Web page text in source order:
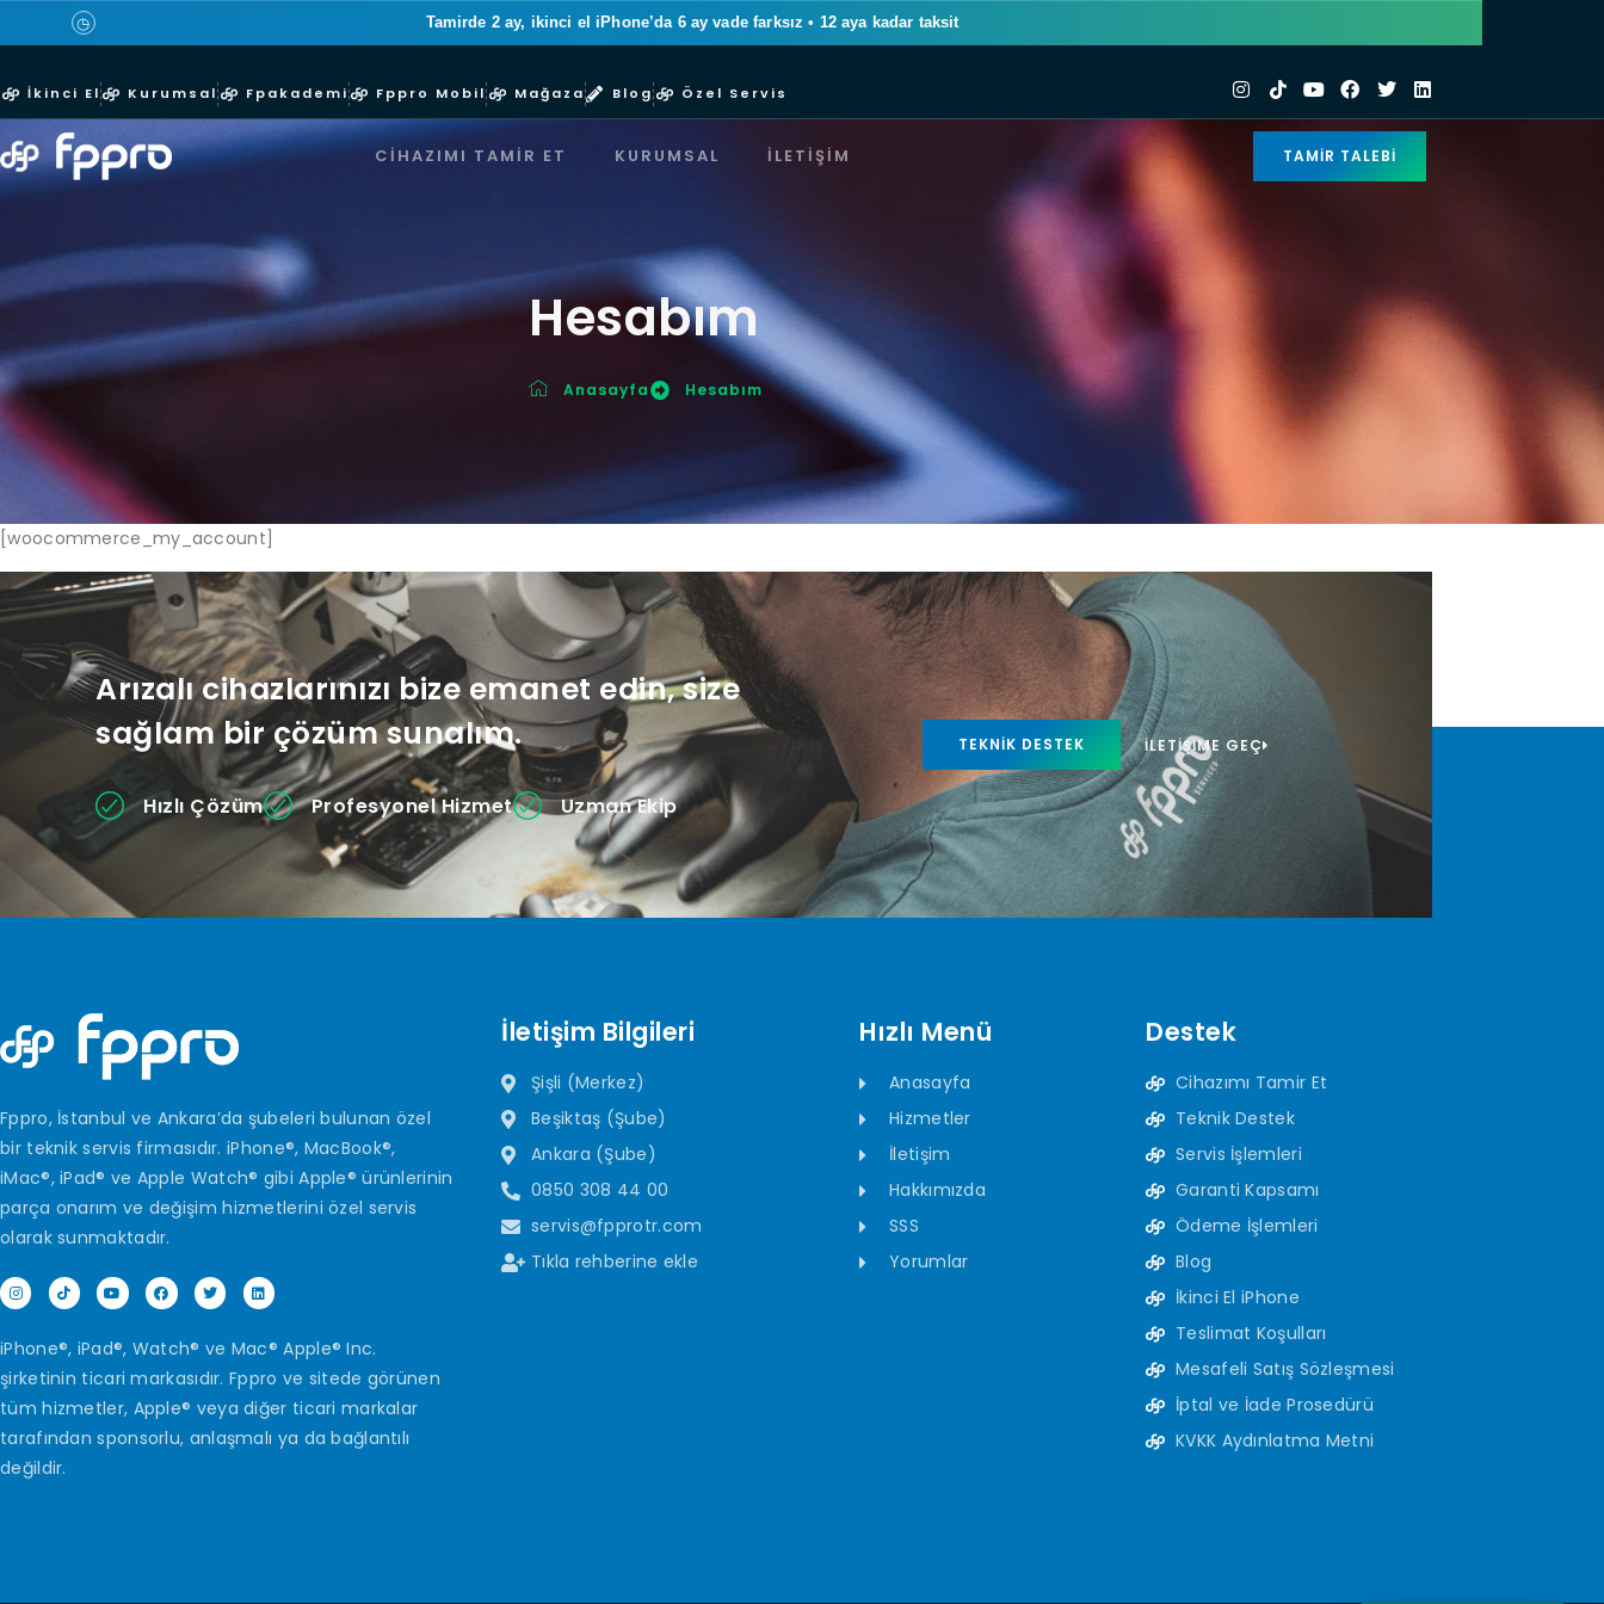
◷ Tamirde 2 ay, ikinci el iPhone’da 6 ay vade farksız • 12 aya kadar taksit
İkinci El Kurumsal Fpakademi Fppro Mobil Mağaza Blog Özel Servis
CIHAZIMI TAMIR ET KURUMSAL İLETIŞIM TAMIR TALEBI
Hesabım
Anasayfa Hesabım
[woocommerce_my_account]
Arızalı cihazlarınızı bize emanet edin, size
sağlam bir çözüm sunalım.
Hızlı Çözüm Profesyonel Hizmet Uzman Ekip
TEKNIK DESTEK İLETIŞIME GEÇ
Fppro, İstanbul ve Ankara’da şubeleri bulunan özel
bir teknik servis firmasıdır. iPhone®, MacBook®,
iMac®, iPad® ve Apple Watch® gibi Apple® ürünlerinin
parça onarım ve değişim hizmetlerini özel servis
olarak sunmaktadır.
iPhone®, iPad®, Watch® ve Mac® Apple® Inc.
şirketinin ticari markasıdır. Fppro ve sitede görünen
tüm hizmetler, Apple® veya diğer ticari markalar
tarafından sponsorlu, anlaşmalı ya da bağlantılı
değildir.
İletişim Bilgileri
Şişli (Merkez)
Beşiktaş (Şube)
Ankara (Şube)
0850 308 44 00
servis@fpprotr.com
Tıkla rehberine ekle
Hızlı Menü
Anasayfa
Hizmetler
İletişim
Hakkımızda
SSS
Yorumlar
Destek
Cihazımı Tamir Et
Teknik Destek
Servis İşlemleri
Garanti Kapsamı
Ödeme İşlemleri
Blog
İkinci El iPhone
Teslimat Koşulları
Mesafeli Satış Sözleşmesi
İptal ve İade Prosedürü
KVKK Aydınlatma Metni